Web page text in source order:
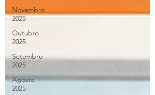
Novembro
2025
Outubro
2025
Setembro
2025
Agosto
2025